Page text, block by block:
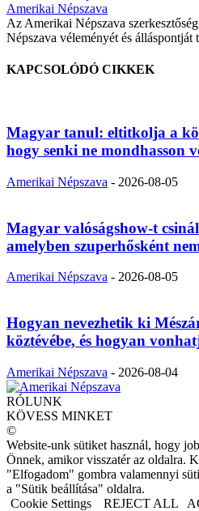
Amerikai Népszava
Az Amerikai Népszava
Népszava véleményét és álláspontját
KAPCSOLÓDÓ CIKKEK
Magyar tanul: eltitkolja a
hogy senki ne mondhasson
Amerikai Népszava - 2026-08-05
Magyar valóságshow-t
amelyben szuperhősként
Amerikai Népszava - 2026-08-05
Hogyan nevezhetik ki
köztévébe, és hogyan
Amerikai Népszava - 2026-08-04
RÓLUNK
KÖVESS MINKET
©
Website-unk sütiket használ, hogy
Önnek, amikor visszatér az oldalra.
"Elfogadom" gombra valamennyi
a "Sütik beállítása" oldalra.
Cookie Settings
REJECT ALL